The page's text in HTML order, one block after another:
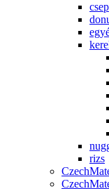
rizs